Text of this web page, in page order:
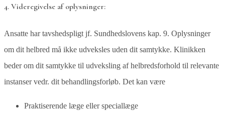
4. Videregivelse af oplysninger:
Ansatte har tavshedspligt jf. Sundhedslovens kap. 9. Oplysninger
om dit helbred må ikke udveksles uden dit samtykke. Klinikken
beder om dit samtykke til udveksling af helbredsforhold til relevante
instanser vedr. dit behandlingsforløb. Det kan være
Praktiserende læge eller speciallæge